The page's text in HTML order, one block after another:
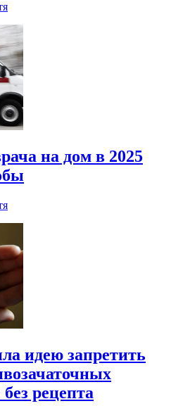
на дом в 2025
идею запретить
рецепта